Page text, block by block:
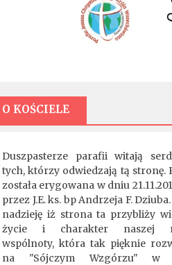
O KOŚCIELE
Duszpasterze parafii witają
tych, którzy odwiedzają tą stronę.
została erygowana w dniu
przez J.E. ks. bp Andrzeja F.
nadzieję iż strona ta przybliży
życie i charakter naszej
wspólnoty, która tak pięknie
na "Sójczym Wzgórzu" w